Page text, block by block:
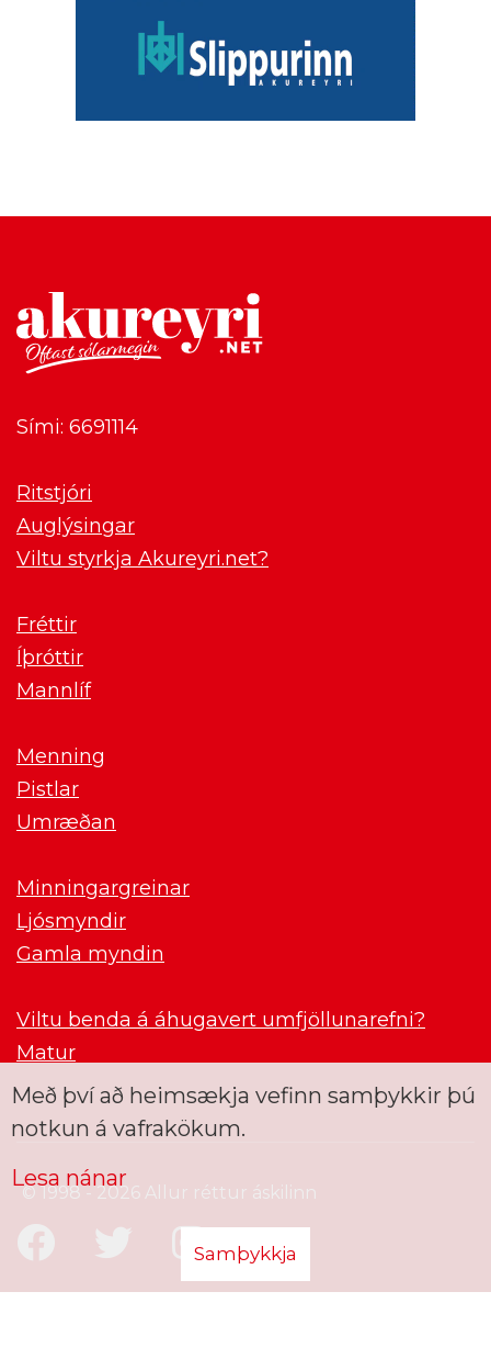
Sími: 6691114
Ritstjóri
Auglýsingar
Viltu styrkja Akureyri.net?
Fréttir
Íþróttir
Mannlíf
Menning
Pistlar
Umræðan
Minningargreinar
Ljósmyndir
Gamla myndin
Viltu benda á áhugavert umfjöllunarefni?
Matur
© 1998 - 2026 Allur réttur áskilinn
Með því að heimsækja vefinn samþykkir þú
notkun á vafrakökum.
Lesa nánar
Samþykkja